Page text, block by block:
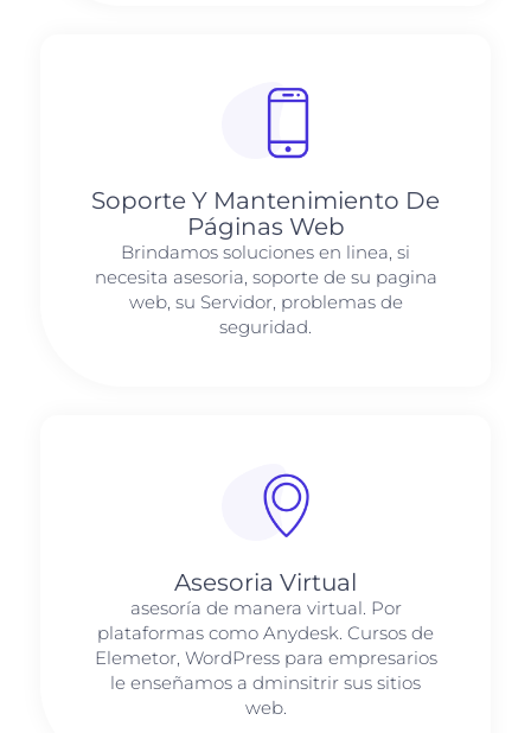
Soporte Y Mantenimiento De
Páginas Web
Brindamos soluciones en linea, si
necesita asesoria, soporte de su pagina
web, su Servidor, problemas de
seguridad.
Asesoria Virtual​
asesoría de manera virtual. Por
plataformas como Anydesk. Cursos de
Elemetor, WordPress para empresarios
le enseñamos a dminsitrir sus sitios
web.